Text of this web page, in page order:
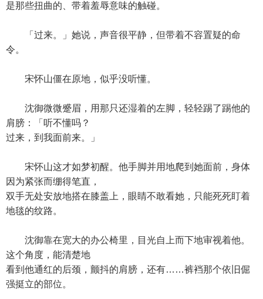
是那些扭曲的、带着羞辱意味的触碰。
「过来。」她说，声音很平静，但带着不容置疑的命
令。
宋怀山僵在原地，似乎没听懂。
沈御微微蹙眉，用那只还湿着的左脚，轻轻踢了踢他的
肩膀：「听不懂吗？
过来，到我面前来。」
宋怀山这才如梦初醒。他手脚并用地爬到她面前，身体
因为紧张而绷得笔直，
双手无处安放地搭在膝盖上，眼睛不敢看她，只能死死盯着
地毯的纹路。
沈御靠在宽大的办公椅里，目光自上而下地审视着他。
这个角度，能清楚地
看到他通红的后颈，颤抖的肩膀，还有……裤裆那个依旧倔
强挺立的部位。